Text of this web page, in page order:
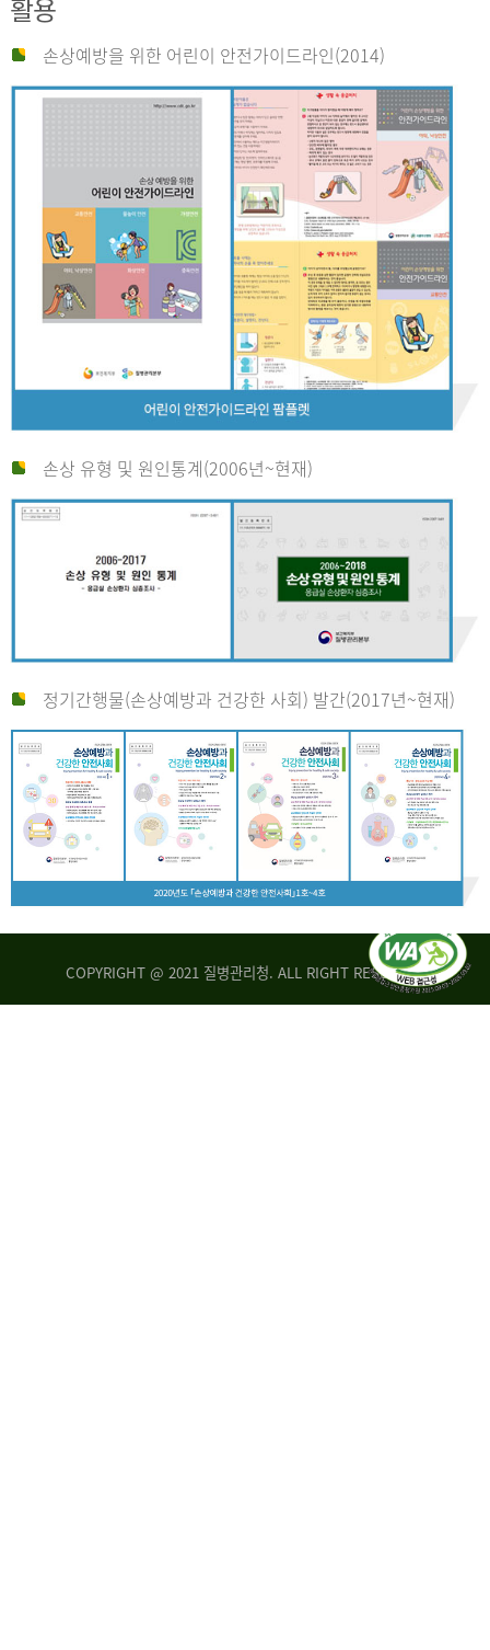
활용
손상예방을 위한 어린이 안전가이드라인(2014)
손상 유형 및 원인통계(2006년~현재)
정기간행물(손상예방과 건강한 사회) 발간(2017년~현재)
COPYRIGHT @ 2021 질병관리청. ALL RIGHT RESERVED